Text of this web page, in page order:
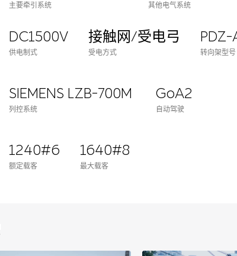
主要牵引系统 其他电气系统
DC1500V
供电制式
接触网/受电弓
受电方式
PDZ-
转向架型号
SIEMENS LZB-700M
列控系统
GoA2
自动驾驶
1240#6
额定载客
1640#8
最大载客